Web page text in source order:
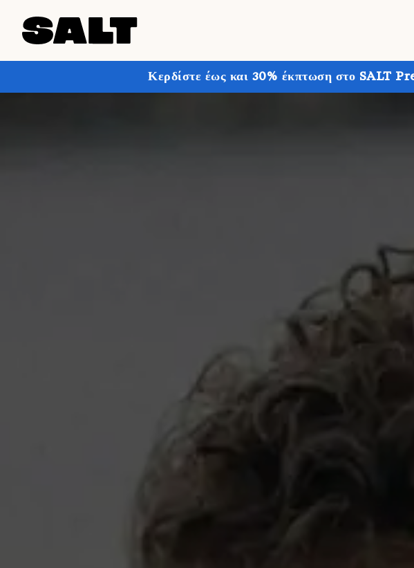
Κερδίστε έως και 30% έκπτωση στο SALT